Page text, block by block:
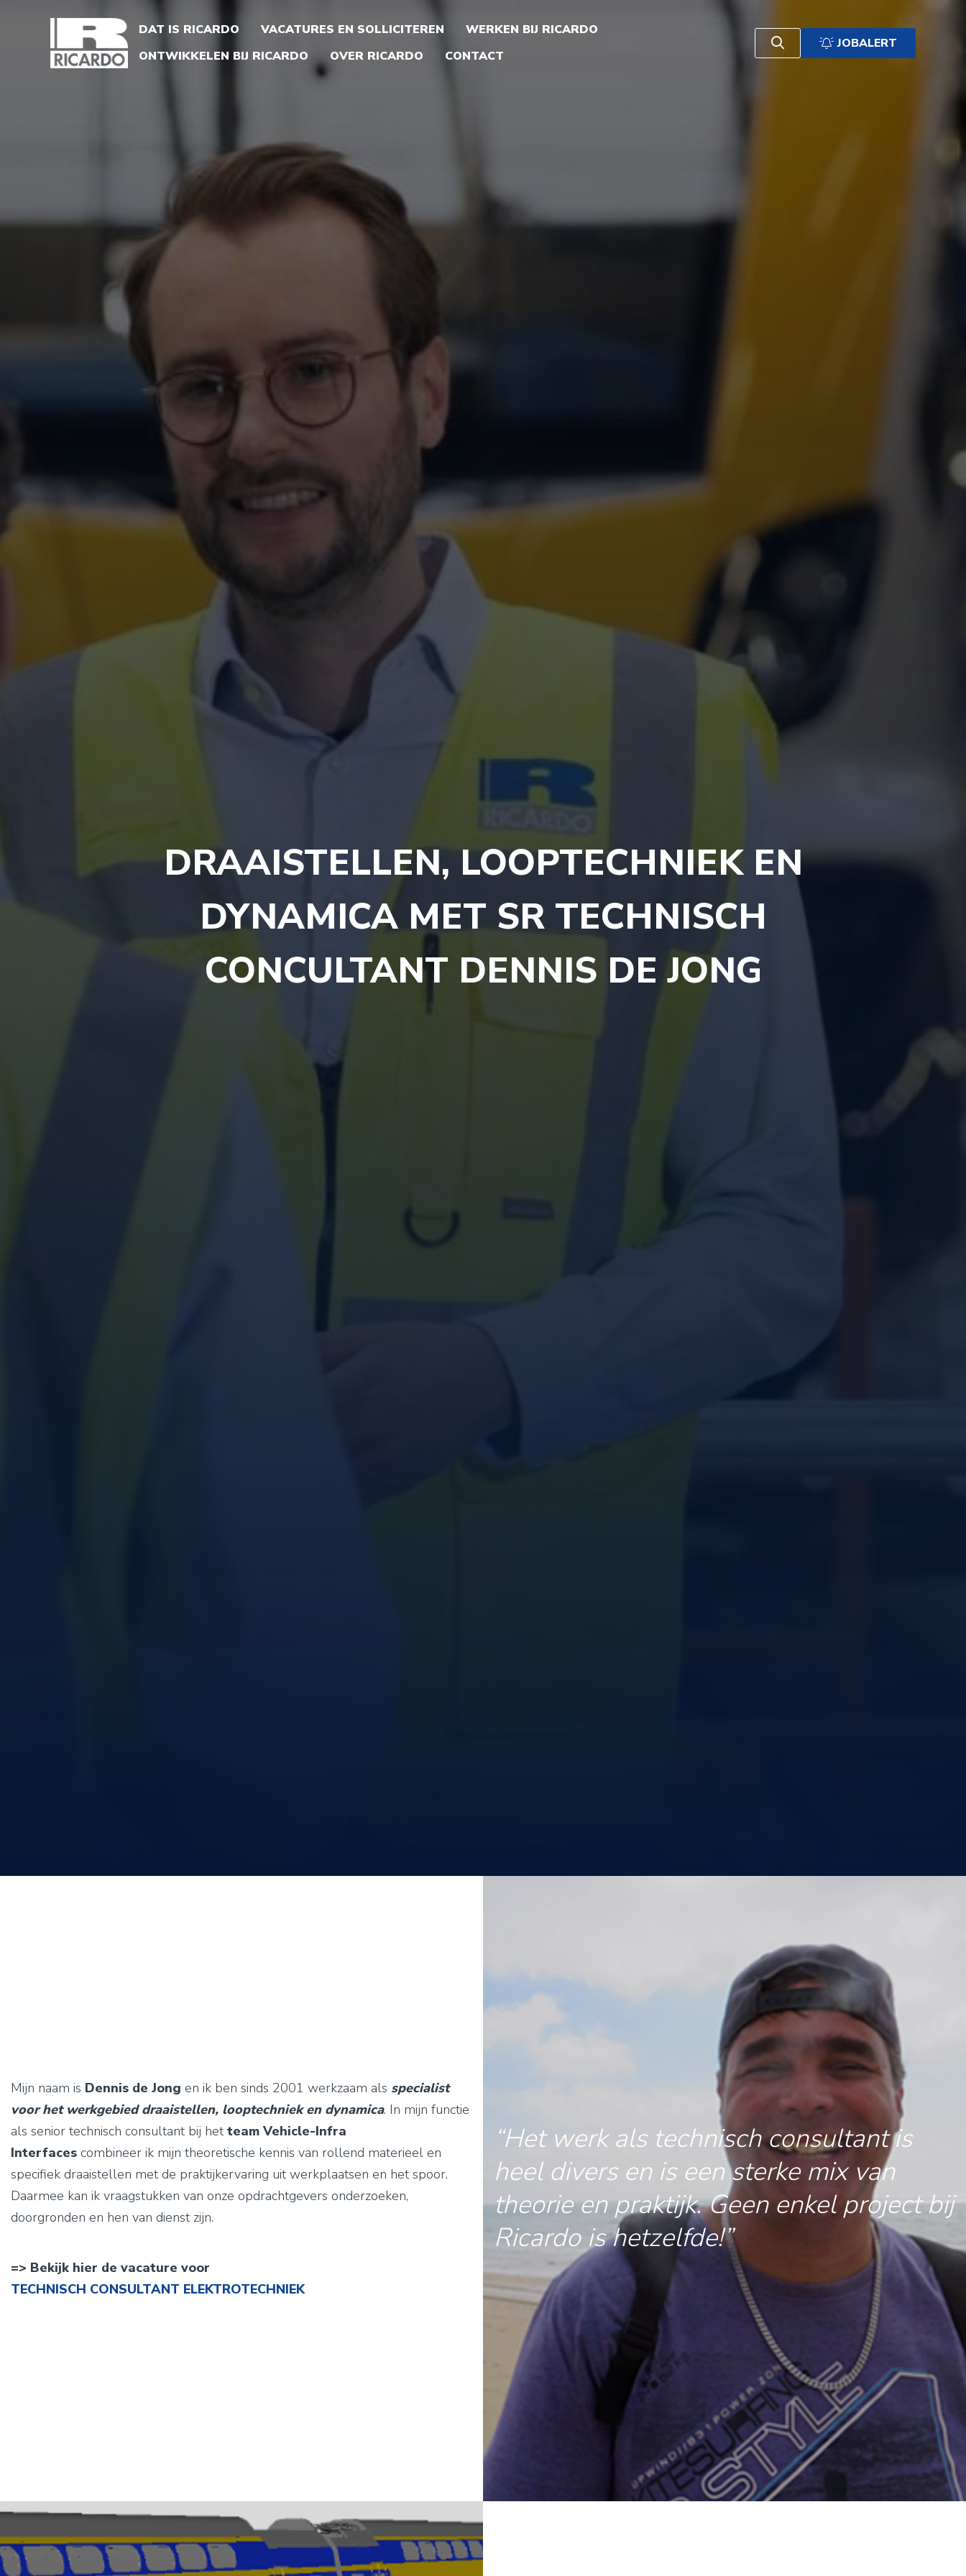
DAT IS RICARDO VACATURES EN SOLLICITEREN
WERKEN BIJ RICARDO
ONTWIKKELEN BIJ RICARDO
OVER RICARDO CONTACT
JOBALERT
DRAAISTELLEN, LOOPTECHNIEK EN
DYNAMICA MET SR TECHNISCH
CONCULTANT DENNIS DE JONG
Mijn naam is Dennis de Jong en ik ben sinds 2001 werkzaam als specialist
voor het werkgebied draaistellen, looptechniek en dynamica. In mijn functie
als senior technisch consultant bij het team Vehicle-Infra
Interfaces combineer ik mijn theoretische kennis van rollend materieel en
specifiek draaistellen met de praktijkervaring uit werkplaatsen en het spoor.
Daarmee kan ik vraagstukken van onze opdrachtgevers onderzoeken,
doorgronden en hen van dienst zijn.
=> Bekijk hier de vacature voor
TECHNISCH CONSULTANT ELEKTROTECHNIEK
“Het werk als technisch consultant is
heel divers en is een sterke mix van
theorie en praktijk. Geen enkel project bij
Ricardo is hetzelfde!”